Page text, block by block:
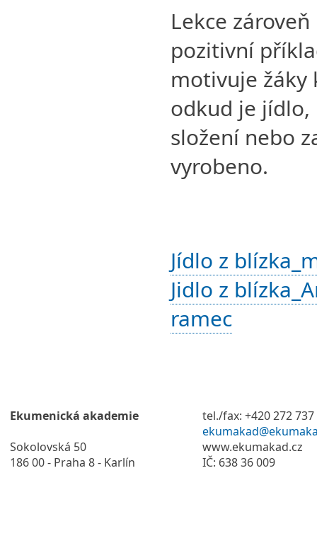
Lekce
pozitivní
motivuje žáky
odkud je
složení nebo
vyrobeno.
Jídlo z
Jidlo z
ramec
Ekumenická akademie
Sokolovská 50
186 00 - Praha 8 - Karlín
tel./fax: +420 272 737
www.ekumakad.cz
IČ: 638 36 009